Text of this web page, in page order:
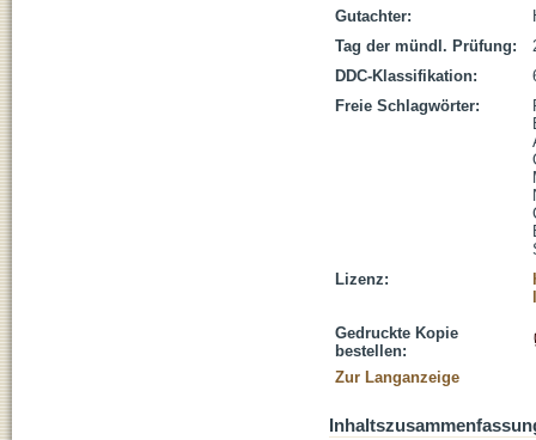
Gutachter:
Tag der mündl. Prüfung:
DDC-Klassifikation:
Freie Schlagwörter:
Lizenz:
Gedruckte Kopie
bestellen:
Zur Langanzeige